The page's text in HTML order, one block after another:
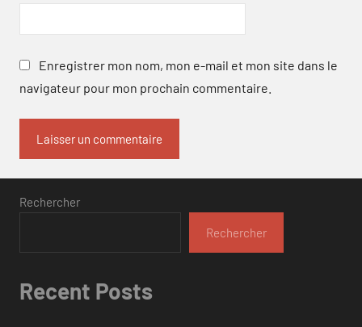
Enregistrer mon nom, mon e-mail et mon site dans le
navigateur pour mon prochain commentaire.
Rechercher
Rechercher
Recent Posts